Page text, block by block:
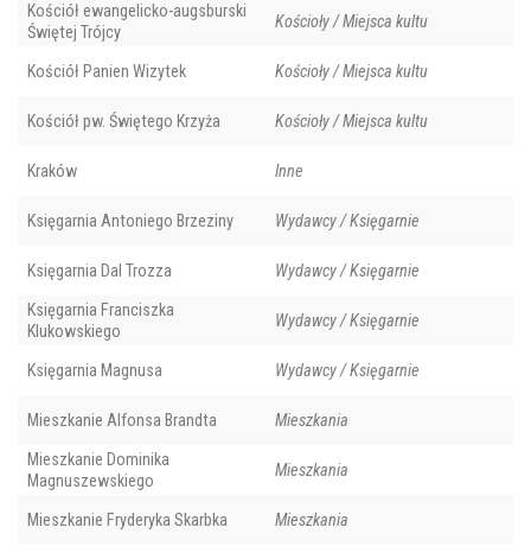
Kościół ewangelicko-augsburski
Świętej Trójcy
Kościoły / Miejsca kultu
Kościół Panien Wizytek Kościoły / Miejsca kultu
Kościół pw. Świętego Krzyża Kościoły / Miejsca kultu
Kraków Inne
Księgarnia Antoniego Brzeziny Wydawcy / Księgarnie
Księgarnia Dal Trozza Wydawcy / Księgarnie
Księgarnia Franciszka
Klukowskiego
Wydawcy / Księgarnie
Księgarnia Magnusa Wydawcy / Księgarnie
Mieszkanie Alfonsa Brandta Mieszkania
Mieszkanie Dominika
Magnuszewskiego
Mieszkania
Mieszkanie Fryderyka Skarbka Mieszkania